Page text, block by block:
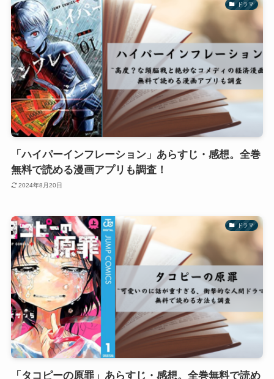
ドラマ
「ハイパーインフレーション」あらすじ・感想。全巻
無料で読める漫画アプリも調査！
2024年8月20日
ドラマ
「タコピーの原罪」あらすじ・感想。全巻無料で読め